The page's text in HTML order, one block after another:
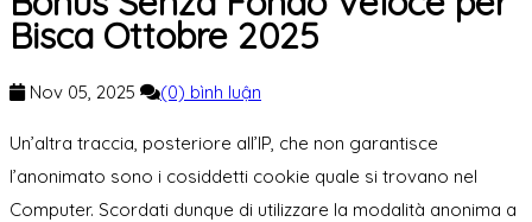
Bisca Ottobre 2025
Nov 05, 2025 (0) bình luận
Un’altra traccia, posteriore all’IP, che non garantisce
l’anonimato sono i cosiddetti cookie quale si trovano nel
Computer. Scordati dunque di utilizzare la modalità anonima a